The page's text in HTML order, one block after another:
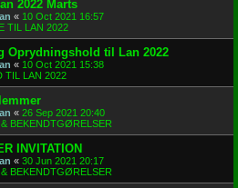
2022 Marts
« 10 Oct 2021 16:57
TIL LAN 2022
Oprydningshold til Lan 2022
« 10 Oct 2021 15:38
TIL LAN 2022
« 26 Sep 2021 20:40
BEKENDTGØRELSER
INVITATION
« 30 Jun 2021 20:17
BEKENDTGØRELSER